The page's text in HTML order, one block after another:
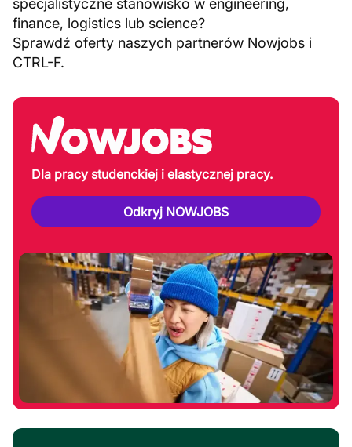
specjalistyczne stanowisko w engineering,
finance, logistics lub science?
Sprawdź oferty naszych partnerów Nowjobs i
CTRL-F.
Dla pracy studenckiej i elastycznej pracy.
Odkryj NOWJOBS